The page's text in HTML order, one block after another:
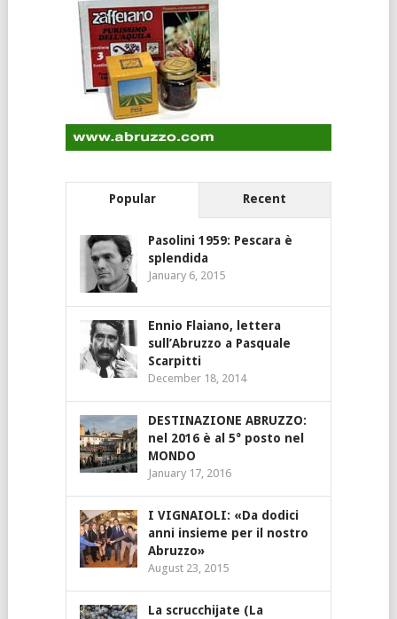
Popular Recent
Pasolini 1959: Pescara è
splendida
January 6, 2015
Ennio Flaiano, lettera
sull’Abruzzo a Pasquale
Scarpitti
December 18, 2014
DESTINAZIONE ABRUZZO:
nel 2016 è al 5° posto nel
MONDO
January 17, 2016
I VIGNAIOLI: «Da dodici
anni insieme per il nostro
Abruzzo»
August 23, 2015
La scrucchijate (La